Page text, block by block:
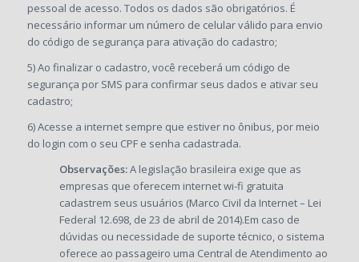
pessoal de acesso. Todos os dados são obrigatórios. É
necessário informar um número de celular válido para envio
do código de segurança para ativação do cadastro;
5) Ao finalizar o cadastro, você receberá um código de
segurança por SMS para confirmar seus dados e ativar seu
cadastro;
6) Acesse a internet sempre que estiver no ônibus, por meio
do login com o seu CPF e senha cadastrada.
Observações:A legislação brasileira exige que as
empresas que oferecem internet wi-fi gratuita
cadastrem seus usuários (Marco Civil da Internet – Lei
Federal 12.698, de 23 de abril de 2014).Em caso de
dúvidas ou necessidade de suporte técnico, o sistema
oferece ao passageiro uma Central de Atendimento ao